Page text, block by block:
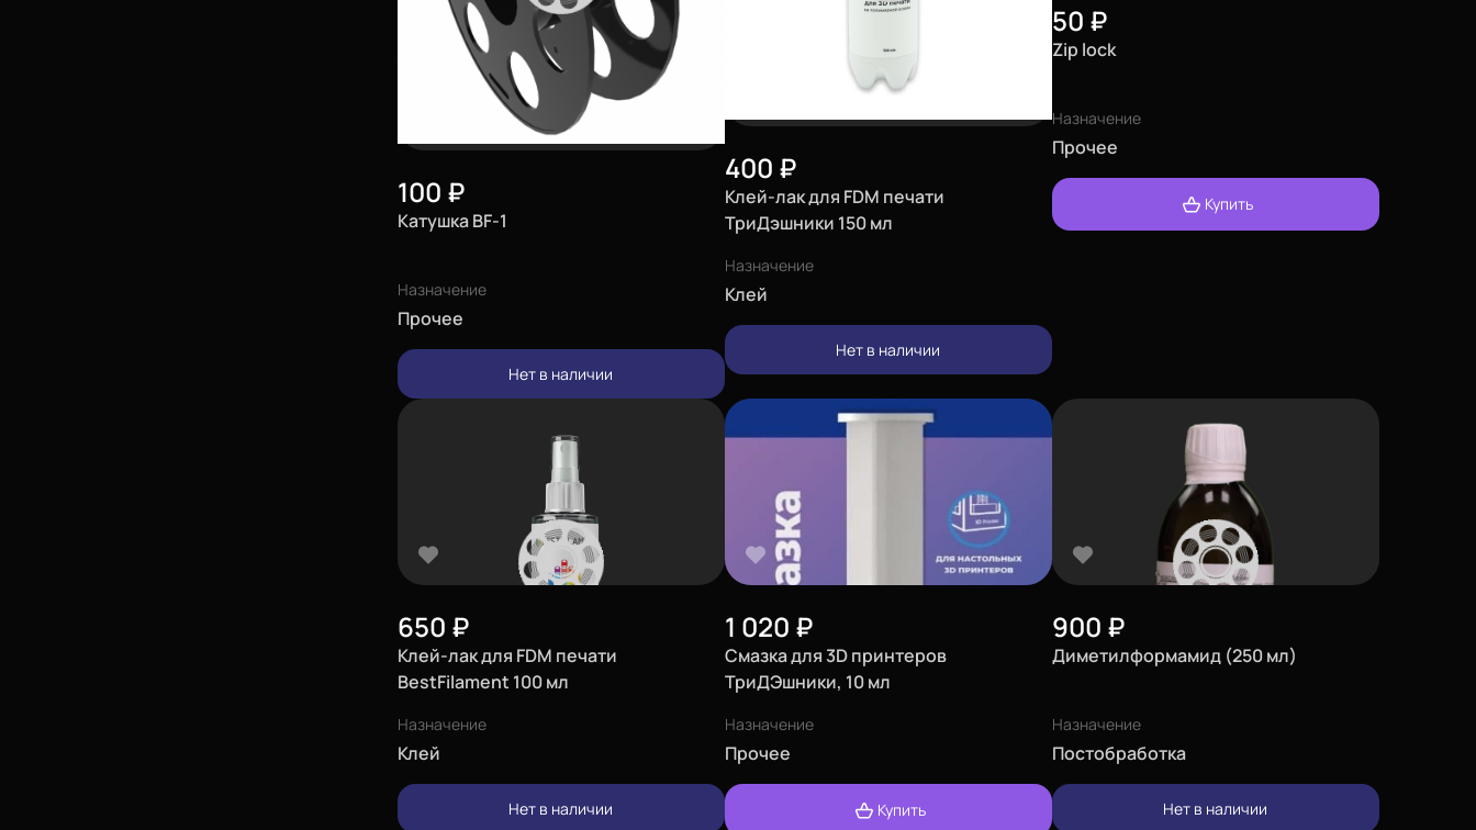
100 ₽
Катушка BF-1
Назначение
Прочее
Нет в наличии
400 ₽
Клей-лак для FDM печати
ТриДэшники 150 мл
Назначение
Клей
Нет в наличии
50 ₽
Zip lock
Назначение
Прочее
Купить
650 ₽
Клей-лак для FDM печати
BestFilament 100 мл
Назначение
Клей
Нет в наличии
1 020 ₽
Смазка для 3D принтеров
ТриДЭшники, 10 мл
Назначение
Прочее
Купить
900 ₽
Диметилформамид (250 мл)
Назначение
Постобработка
Нет в наличии